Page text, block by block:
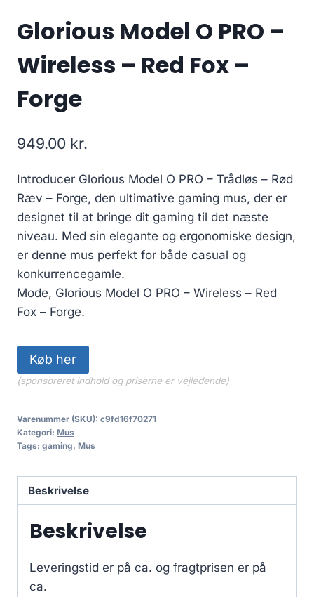
Glorious Model O PRO –
Wireless – Red Fox –
Forge
949.00 kr.
Introducer Glorious Model O PRO – Trådløs – Rød
Ræv – Forge, den ultimative gaming mus, der er
designet til at bringe dit gaming til det næste
niveau. Med sin elegante og ergonomiske design,
er denne mus perfekt for både casual og
konkurrencegamle.
Mode, Glorious Model O PRO – Wireless – Red
Fox – Forge.
Køb her
(sponsoreret indhold og priserne er vejledende)
Varenummer (SKU): c9fd16f70271
Kategori: Mus
Tags: gaming, Mus
Beskrivelse
Beskrivelse
Leveringstid er på ca. og fragtprisen er på
ca.